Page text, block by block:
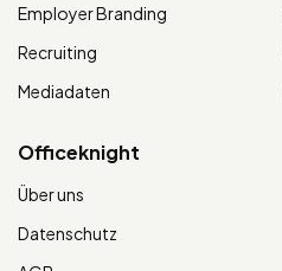
Employer Branding
Recruiting
Mediadaten
Officeknight
Über uns
Datenschutz